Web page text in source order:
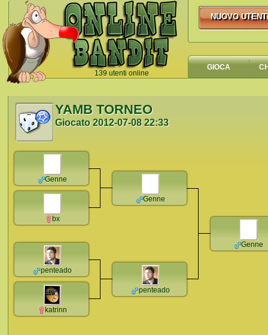
139 utenti online
`
NUOVO
NUOVO
GIOCA
YAMB TORNEO
Giocato2012-07-08 22:33
Genne
bx
penteado
katrinn
Genne
penteado
Genne